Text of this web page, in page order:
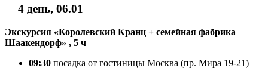
4 день, 06.01
Экскурсия «Королевский Кранц + семейная фабрика
Шаакендорф» , 5 ч
09:30 посадка от гостиницы Москва (пр. Мира 19-21)